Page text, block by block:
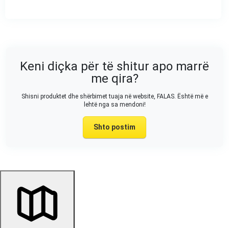
Keni diçka për të shitur apo marrë
me qira?
Shisni produktet dhe shërbimet tuaja në website, FALAS. Është më e
lehtë nga sa mendoni!
Shto postim